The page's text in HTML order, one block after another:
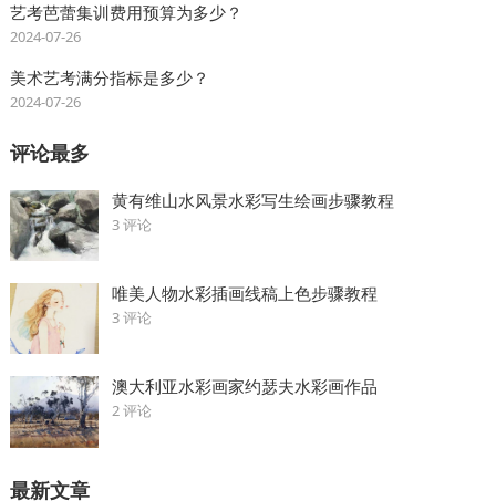
艺考芭蕾集训费用预算为多少？
2024-07-26
美术艺考满分指标是多少？
2024-07-26
评论最多
黄有维山水风景水彩写生绘画步骤教程
3 评论
唯美人物水彩插画线稿上色步骤教程
3 评论
澳大利亚水彩画家约瑟夫水彩画作品
2 评论
最新文章